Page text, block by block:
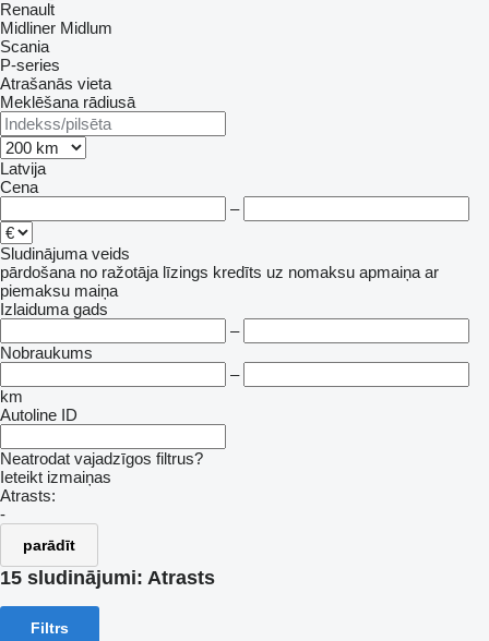
Renault
Midliner Midlum
Scania
P-series
Atrašanās vieta
Meklēšana rādiusā
Latvija
Cena
–
Sludinājuma veids
pārdošana no ražotāja līzings kredīts uz nomaksu apmaiņa ar
piemaksu maiņa
Izlaiduma gads
–
Nobraukums
–
km
Autoline ID
Neatrodat vajadzīgos filtrus?
Ieteikt izmaiņas
Atrasts:
-
parādīt
15 sludinājumi: Atrasts
Filtrs